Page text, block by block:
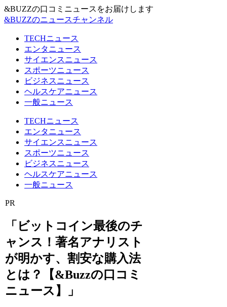
&BUZZの口コミニュースをお届けします
&BUZZのニュースチャンネル
TECHニュース
エンタニュース
サイエンスニュース
スポーツニュース
ビジネスニュース
ヘルスケアニュース
一般ニュース
TECHニュース
エンタニュース
サイエンスニュース
スポーツニュース
ビジネスニュース
ヘルスケアニュース
一般ニュース
PR
「ビットコイン最後のチ
ャンス！著名アナリスト
が明かす、割安な購入法
とは？【&Buzzの口コミ
ニュース】」